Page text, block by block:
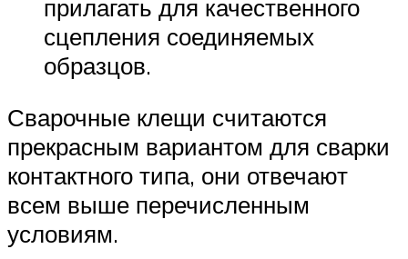
прилагать для качественного
сцепления соединяемых
образцов.
Сварочные клещи считаются
прекрасным вариантом для сварки
контактного типа, они отвечают
всем выше перечисленным
условиям.